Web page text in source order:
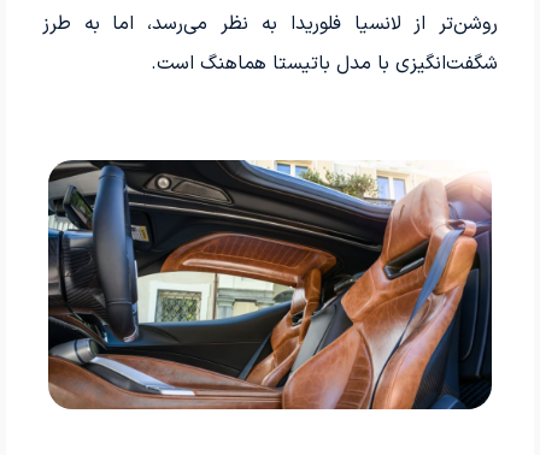
روشن‌تر از لانسیا فلوریدا به نظر می‌رسد، اما به طرز
شگفت‌انگیزی با مدل باتیستا هماهنگ است.